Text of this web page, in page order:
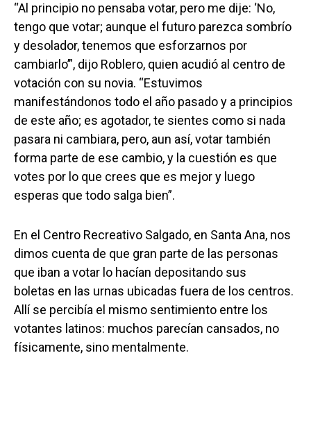
“Al principio no pensaba votar, pero me dije: ‘No,
tengo que votar; aunque el futuro parezca sombrío
y desolador, tenemos que esforzarnos por
cambiarlo’”, dijo Roblero, quien acudió al centro de
votación con su novia. “Estuvimos
manifestándonos todo el año pasado y a principios
de este año; es agotador, te sientes como si nada
pasara ni cambiara, pero, aun así, votar también
forma parte de ese cambio, y la cuestión es que
votes por lo que crees que es mejor y luego
esperas que todo salga bien”.
En el Centro Recreativo Salgado, en Santa Ana, nos
dimos cuenta de que gran parte de las personas
que iban a votar lo hacían depositando sus
boletas en las urnas ubicadas fuera de los centros.
Allí se percibía el mismo sentimiento entre los
votantes latinos: muchos parecían cansados, no
físicamente, sino mentalmente.